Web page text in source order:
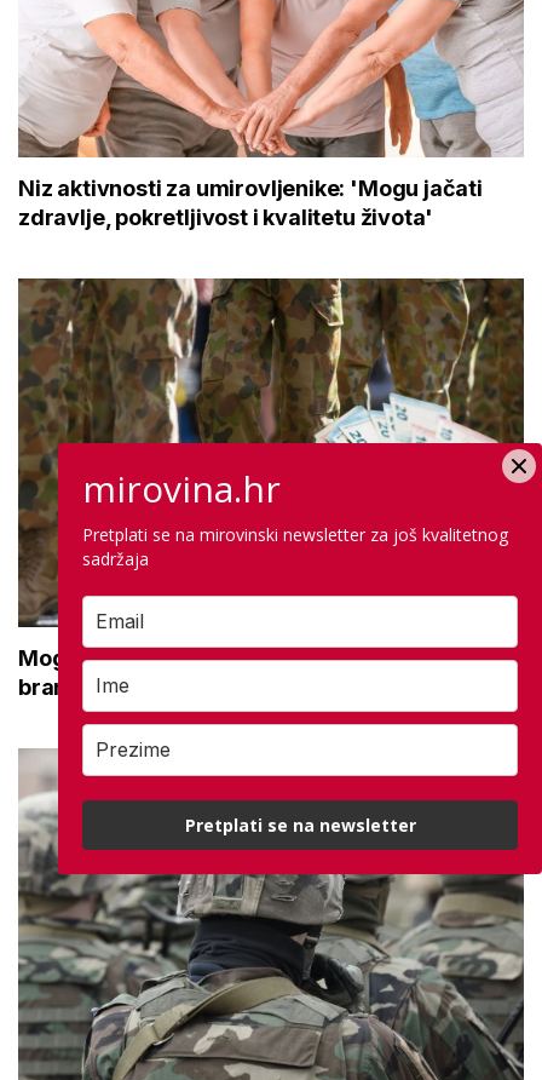
Niz aktivnosti za umirovljenike: 'Mogu jačati
zdravlje, pokretljivost i kvalitetu života'
Moguće povećanje naknade za nezaposlene
branitelje: Znamo koliko ih je na burzi
mirovina.hr
Pretplati se na mirovinski newsletter za još kvalitetnog
sadržaja
Pretplati se na newsletter